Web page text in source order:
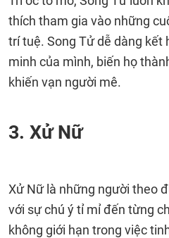
thích tham gia vào những
trí tuệ. Song Tử dễ dàng kết
minh của mình, biến họ
khiến vạn người mê.
3. Xử Nữ
Xử Nữ là những người theo
với sự chú ý tỉ mỉ đến từng
không giới hạn trong việc